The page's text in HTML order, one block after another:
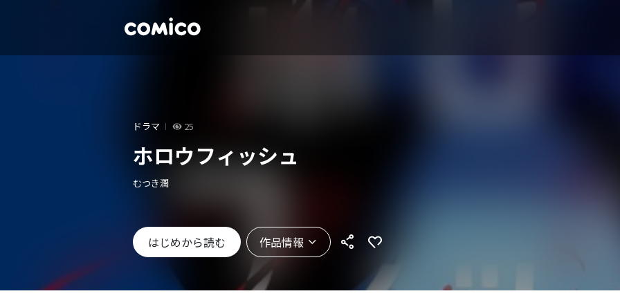
ドラマ 25
ホロウフィッシュ
むつき潤
はじめから読む 作品情報